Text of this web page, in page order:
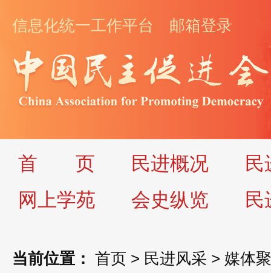
信息化统一工作平台 邮箱登录
首 页 民进概况
民
网上学苑
会史纵览 民
当前位置： 首页 > 民进风采 > 媒体